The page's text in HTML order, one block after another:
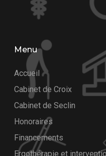
Menu
Accueil
Cabinet de Croix
Cabinet de Seclin
Honoraires
Financements
Ergothérapie et